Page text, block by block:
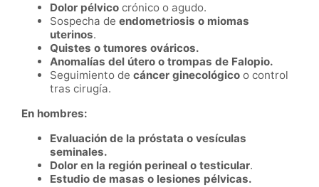
Dolor pélvico crónico o agudo.
Sospecha de endometriosis o miomas
uterinos.
Quistes o tumores ováricos.
Anomalías del útero o trompas de Falopio.
Seguimiento de cáncer ginecológico o control
tras cirugía.
En hombres:
Evaluación de la próstata o vesículas
seminales.
Dolor en la región perineal o testicular.
Estudio de masas o lesiones pélvicas.